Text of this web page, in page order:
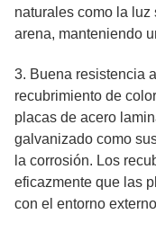
naturales como la luz
arena, manteniendo
3. Buena resistencia
recubrimiento de
placas de acero
galvanizado como
la corrosión. Los
eficazmente que las
con el entorno